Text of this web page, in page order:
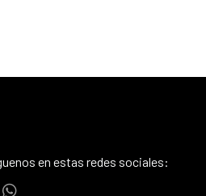
en estas redes sociales: